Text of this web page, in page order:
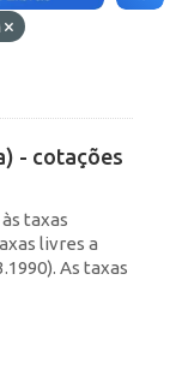
- cotações
taxas
livres a
As taxas